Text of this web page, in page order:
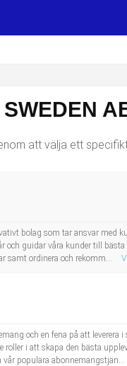
att välja ett
bolag som tar ansvar med
och guidar våra kunder till
ordinera och rekomm...
och en fena på att leverera
i att skapa den bästa
populära abonnemangstjän...